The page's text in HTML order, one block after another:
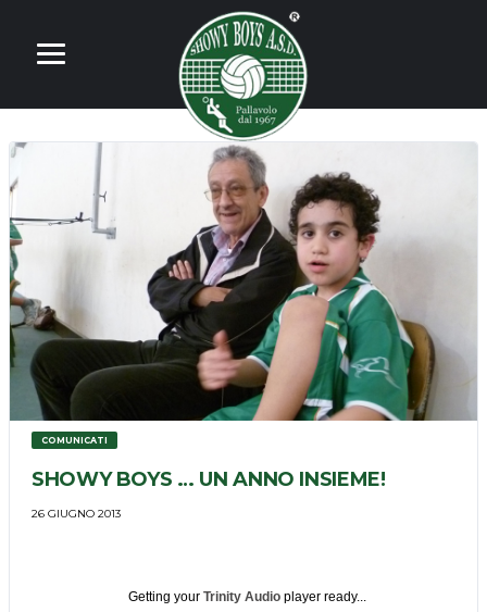
COMUNICATI
SHOWY BOYS … UN ANNO INSIEME!
26 GIUGNO 2013
Getting your Trinity Audioplayer ready...